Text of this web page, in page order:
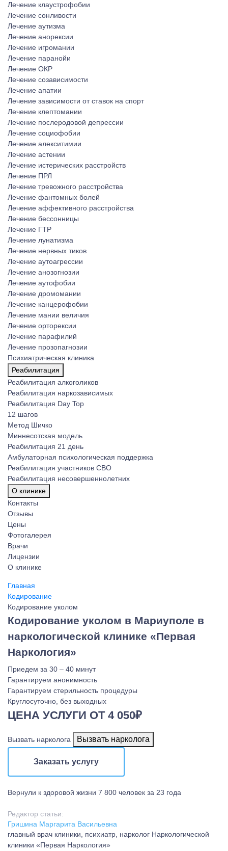
Лечение клаустрофобии
Лечение сонливости
Лечение аутизма
Лечение анорексии
Лечение игромании
Лечение паранойи
Лечение ОКР
Лечение созависимости
Лечение апатии
Лечение зависимости от ставок на спорт
Лечение клептомании
Лечение послеродовой депрессии
Лечение социофобии
Лечение алекситимии
Лечение астении
Лечение истерических расстройств
Лечение ПРЛ
Лечение тревожного расстройства
Лечение фантомных болей
Лечение аффективного расстройства
Лечение бессонницы
Лечение ГТР
Лечение лунатизма
Лечение нервных тиков
Лечение аутоагрессии
Лечение анозогнозии
Лечение аутофобии
Лечение дромомании
Лечение канцерофобии
Лечение мании величия
Лечение орторексии
Лечение парафилий
Лечение прозопагнозии
Психиатрическая клиника
Реабилитация
Реабилитация алкоголиков
Реабилитация наркозависимых
Реабилитация Day Top
12 шагов
Метод Шичко
Миннесотская модель
Реабилитация 21 день
Амбулаторная психологическая поддержка
Реабилитация участников СВО
Реабилитация несовершеннолетних
О клинике
Контакты
Отзывы
Цены
Фотогалерея
Врачи
Лицензии
О клинике
Главная
Кодирование
Кодирование уколом
Кодирование уколом в Мариуполе в
наркологической клинике «Первая
Наркология»
Приедем за 30 – 40 минут
Гарантируем анонимность
Гарантируем стерильность процедуры
Круглосуточно, без выходных
ЦЕНА УСЛУГИ ОТ 4 050₽
Вызвать нарколога Вызвать нарколога
Заказать услугу
Вернули к здоровой жизни 7 800 человек за 23 года
Редактор статьи:
Гришина Маргарита Васильевна
главный врач клиники, психиатр, нарколог Наркологической
клиники «Первая Наркология»